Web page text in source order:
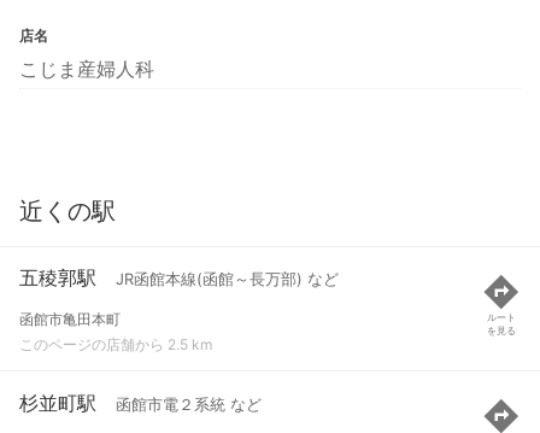
店名
こじま産婦人科
近くの駅
五稜郭駅 JR函館本線(函館～長万部) など
函館市亀田本町
このページの店舗から 2.5 km
ルート
を見る
杉並町駅 函館市電２系統 など